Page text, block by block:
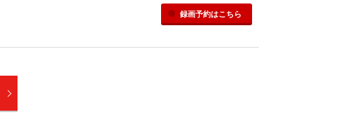
録画予約はこちら